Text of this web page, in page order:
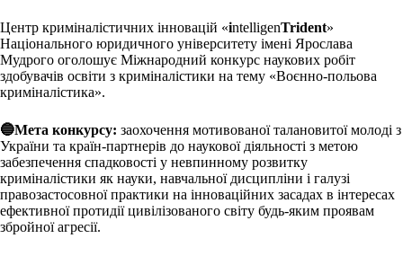
Центр криміналістичних інновацій «intelligenTrident»
Національного юридичного університету імені Ярослава
Мудрого оголошує Міжнародний конкурс наукових робіт
здобувачів освіти з криміналістики на тему «Воєнно-польова
криміналістика».
🔵Мета конкурсу: заохочення мотивованої талановитої молоді з
України та країн-партнерів до наукової діяльності з метою
забезпечення спадковості у невпинному розвитку
криміналістики як науки, навчальної дисципліни і галузі
правозастосовної практики на інноваційних засадах в інтересах
ефективної протидії цивілізованого світу будь-яким проявам
збройної агресії.